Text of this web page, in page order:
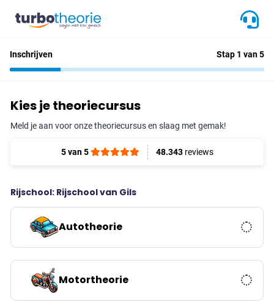
Inschrijven Stap 1 van 5
Kies je theoriecursus
Meld je aan voor onze theoriecursus en slaag met gemak!
5 van 5 48.343reviews
Rijschool: Rijschool van Gils
Autotheorie
Motortheorie